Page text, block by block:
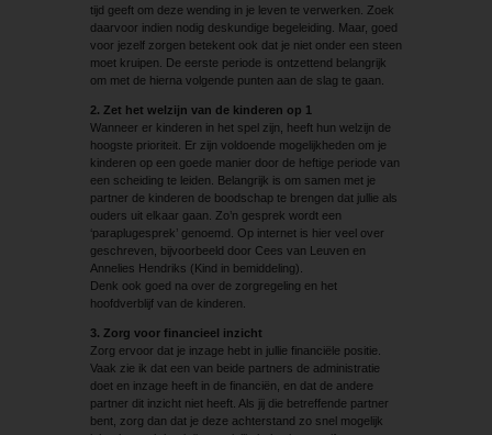
tijd geeft om deze wending in je leven te verwerken. Zoek
daarvoor indien nodig deskundige begeleiding. Maar, goed
voor jezelf zorgen betekent ook dat je niet onder een steen
moet kruipen. De eerste periode is ontzettend belangrijk
om met de hierna volgende punten aan de slag te gaan.
2. Zet het welzijn van de kinderen op 1
Wanneer er kinderen in het spel zijn, heeft hun welzijn de
hoogste prioriteit. Er zijn voldoende mogelijkheden om je
kinderen op een goede manier door de heftige periode van
een scheiding te leiden. Belangrijk is om samen met je
partner de kinderen de boodschap te brengen dat jullie als
ouders uit elkaar gaan. Zo’n gesprek wordt een
‘paraplugesprek’ genoemd. Op internet is hier veel over
geschreven, bijvoorbeeld door Cees van Leuven en
Annelies Hendriks (Kind in bemiddeling).
Denk ook goed na over de zorgregeling en het
hoofdverblijf van de kinderen.
3. Zorg voor financieel inzicht
Zorg ervoor dat je inzage hebt in jullie financiële positie.
Vaak zie ik dat een van beide partners de administratie
doet en inzage heeft in de financiën, en dat de andere
partner dit inzicht niet heeft. Als jij die betreffende partner
bent, zorg dan dat je deze achterstand zo snel mogelijk